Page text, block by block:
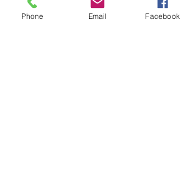
Nuestro Staff de Voces elite prestigio
en el mundo,
Phone Email Facebook